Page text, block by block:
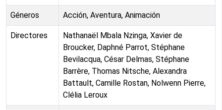
Géneros Acción, Aventura, Animación
Directores
Nathanaël Mbala Nzinga, Xavier de
Broucker, Daphné Parrot, Stéphane
Bevilacqua, César Delmas, Stéphane
Barrère, Thomas Nitsche, Alexandra
Battault, Camille Rostan, Nolwenn Pierre,
Clélia Leroux